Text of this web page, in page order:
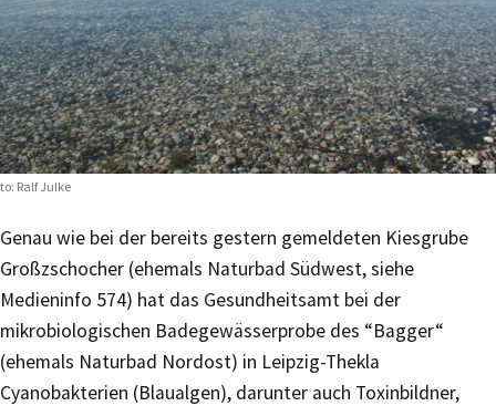
Ralf Julke
Genau wie bei der bereits gestern gemeldeten Kiesgrube
Großzschocher (ehemals Naturbad Südwest, siehe
Medieninfo 574) hat das Gesundheitsamt bei der
mikrobiologischen Badegewässerprobe des “Bagger“
(ehemals Naturbad Nordost) in Leipzig-Thekla
Cyanobakterien (Blaualgen), darunter auch Toxinbildner,